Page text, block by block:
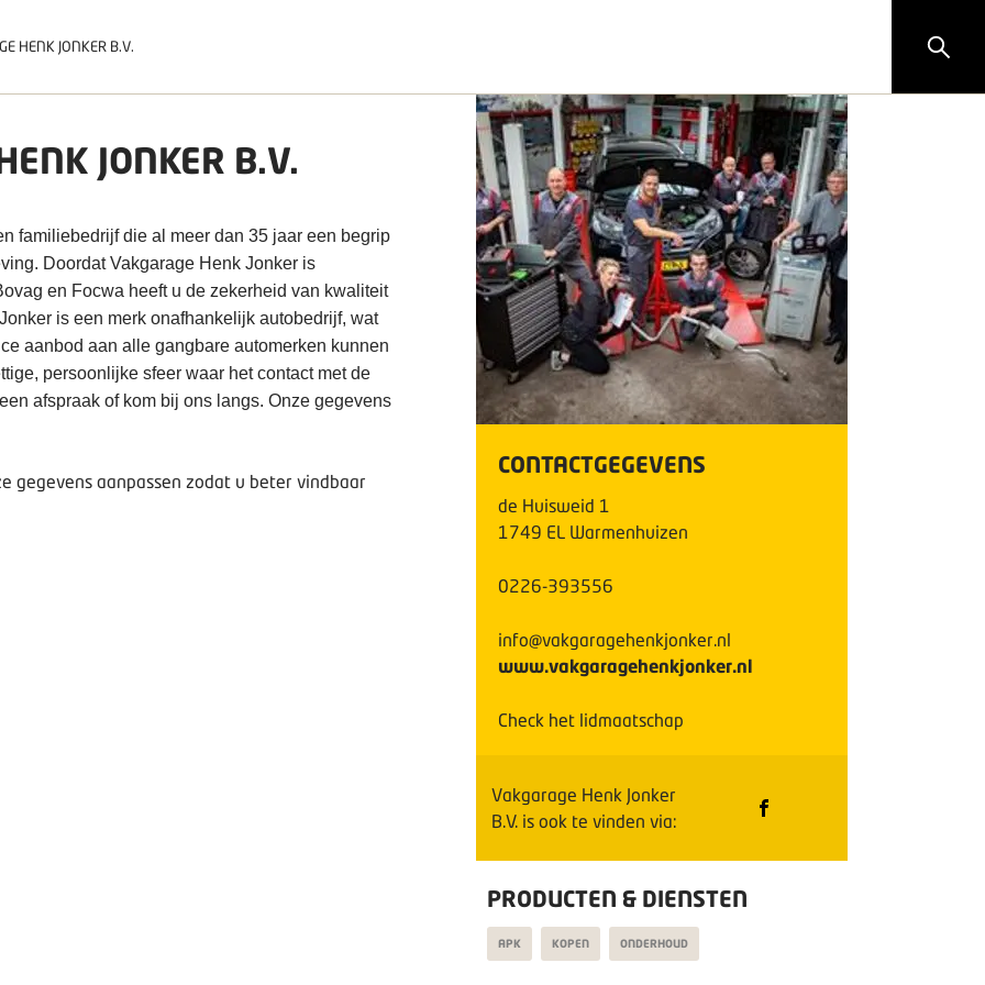
HENK JONKER B.V.
JONKER B.V.
familiebedrijf die al meer dan 35 jaar een begrip
Doordat Vakgarage Henk Jonker is
en Focwa heeft u de zekerheid van kwaliteit
is een merk onafhankelijk autobedrijf, wat
aanbod aan alle gangbare automerken kunnen
persoonlijke sfeer waar het contact met de
afspraak of kom bij ons langs. Onze gegevens
gegevens aanpassen zodat u beter vindbaar
CONTACTGEGEVENS
de Huisweid 1
1749 EL Warmenhuizen
0226-393556
info@vakgaragehenkjonker.nl
www.vakgaragehenkjonker.nl
Check het lidmaatschap
Vakgarage Henk Jonker
B.V. is ook te vinden via:
PRODUCTEN & DIENSTEN
APK KOPEN ONDERHOUD